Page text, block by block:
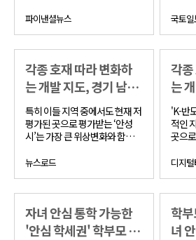
미널 등 다양한 교통망의 이용이
통망 추가 확충에 따른 가치 상승
도 기대할만하다.
파이낸셜뉴스
도시
국토
각종 호재 따라 변화하
는 개발 지도, 경기 남부
권 新스…
특히 이들 지역 중에서도 현재 저
평가된 곳으로 평가받는 ‘안성
시’는 가장 큰 위상변화와 함께
커지며 신규 분양시장에 대한 시
뉴스로드
각
는
권
'K-반
적인
곳으
바가 '
남부
진다.
디지
자녀 안심 통학 가능한
'안심 학세권' 학부모 걱
학
녀